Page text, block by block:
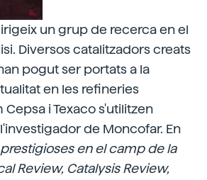
un grup de recerca en el
Diversos catalitzadors creats
pogut ser portats a la
en les refineries
i Texaco s'utilitzen
de Moncofar. En
prestigioses en el camp de la
Review, Catalysis Review,